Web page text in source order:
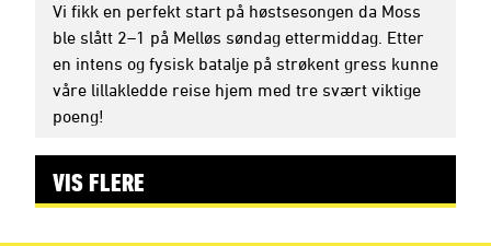
Vi fikk en perfekt start på høstsesongen da Moss
ble slått 2–1 på Melløs søndag ettermiddag. Etter
en intens og fysisk batalje på strøkent gress kunne
våre lillakledde reise hjem med tre svært viktige
poeng!
VIS FLERE